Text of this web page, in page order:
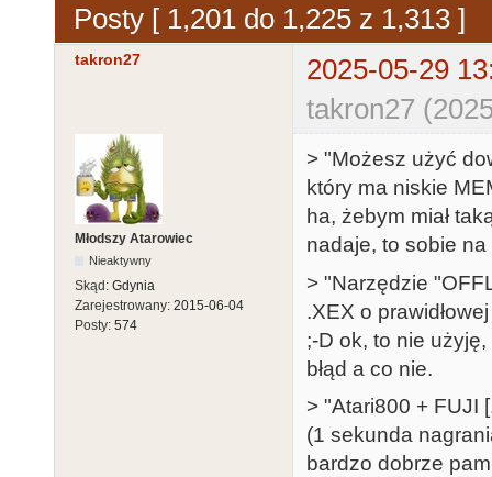
Posty [ 1,201 do 1,225 z 1,313 ]
takron27
2025-05-29
takron27
Młodszy Atarowiec
Nieaktywny
Skąd: Gdynia
Zarejestrowany: 2015-06-04
Posty: 574
> "Możesz użyć
który ma niskie
ha, żebym miał
nadaje, to sobie
> "Narzędzie
.XEX o
;-D ok, to nie
błąd a co nie.
> "Atari800 + FUJI
(1 sekunda
bardzo dobrze